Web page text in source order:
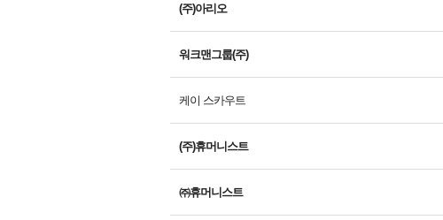
(주)아리오
워크맨그룹(주)
케이 스카우트
(주)휴머니스트
㈜휴머니스트